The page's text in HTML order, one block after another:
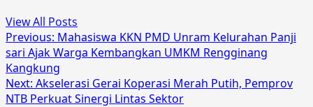
View All Posts
Post
navigation
Previous: Mahasiswa KKN PMD Unram Kelurahan Panji
sari Ajak Warga Kembangkan UMKM Rengginang
Kangkung
Next: Akselerasi Gerai Koperasi Merah Putih, Pemprov
NTB Perkuat Sinergi Lintas Sektor